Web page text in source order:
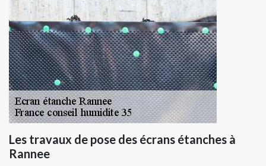
Les travaux de pose des écrans étanches à
Rannee